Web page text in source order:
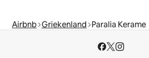
Airbnb Griekenland Paralia Kerame